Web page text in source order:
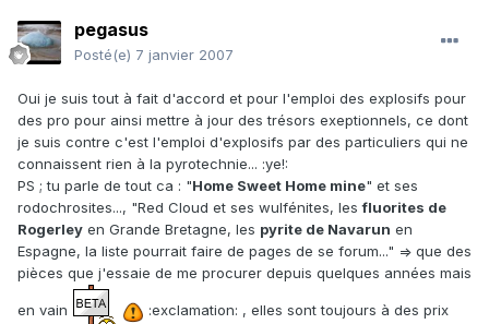
pegasus
Posté(e) 7 janvier 2007
Oui je suis tout à fait d'accord et pour l'emploi des explosifs pour
des pro pour ainsi mettre à jour des trésors exeptionnels, ce dont
je suis contre c'est l'emploi d'explosifs par des particuliers qui ne
connaissent rien à la pyrotechnie... :ye!:
PS ; tu parle de tout ca : "Home Sweet Home mine" et ses
rodochrosites..., "Red Cloud et ses wulfénites, lesfluorites de
Rogerley en Grande Bretagne, les pyrite de Navarun en
Espagne, la liste pourrait faire de pages de se forum..." => que des
pièces que j'essaie de me procurer depuis quelques années mais
en vain :exclamation: , elles sont toujours à des prix